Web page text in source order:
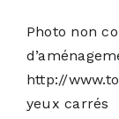
Photo non
http://
yeux carrés